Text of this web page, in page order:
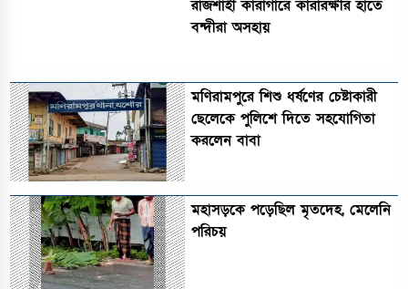
রাজশাহী কারাগারে কারারক্ষীর হাতে
বন্দীরা অসহায়
মণিরামপুরে শিশু ধর্ষণের চেষ্টাকারী
ছেলেকে পুলিশে দিতে সহযোগিতা
করলেন বাবা
মহাসড়কে পড়েছিল মৃতদেহ, মেলেনি
পরিচয়